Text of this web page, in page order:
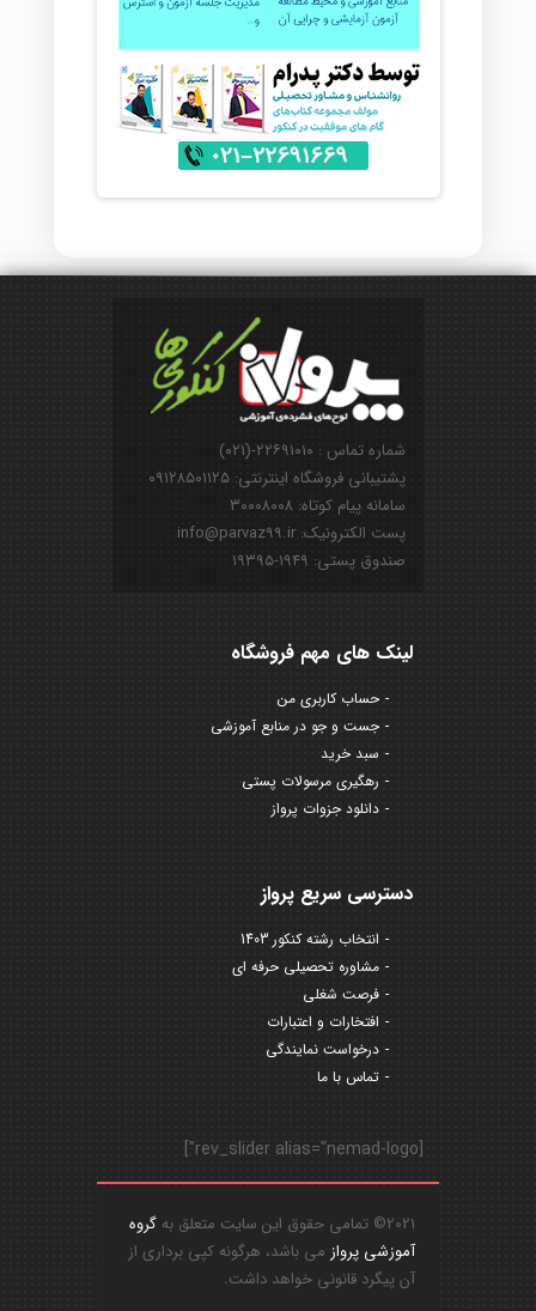
شماره تماس : ۲۲۶۹۱۰۱۰-(۰۲۱)
پشتیبانی فروشگاه اینترنتی: ۰۹۱۲۸۵۰۱۱۲۵
سامانه پیام کوتاه: ۳۰۰۰۸۰۰۸
پست الکترونیک: info@parvaz99.ir
صندوق پستی: ۱۹۴۹-۱۹۳۹۵
لینک های مهم فروشگاه
حساب کاربری من
جست و جو در منابع آموزشی
سبد خرید
رهگیری مرسولات پستی
دانلود جزوات پرواز
دسترسی سریع پرواز
انتخاب رشته کنکور 1403
مشاوره تحصیلی حرفه ای
فرصت شغلی
افتخارات و اعتبارات
درخواست نمایندگی
تماس با ما
[rev_slider alias="nemad-logo"]
2021© تمامی حقوق این سایت متعلق به
گروه
آموزشی پرواز می باشد، هرگونه کپی برداری از
آن پیگرد قانونی خواهد داشت.